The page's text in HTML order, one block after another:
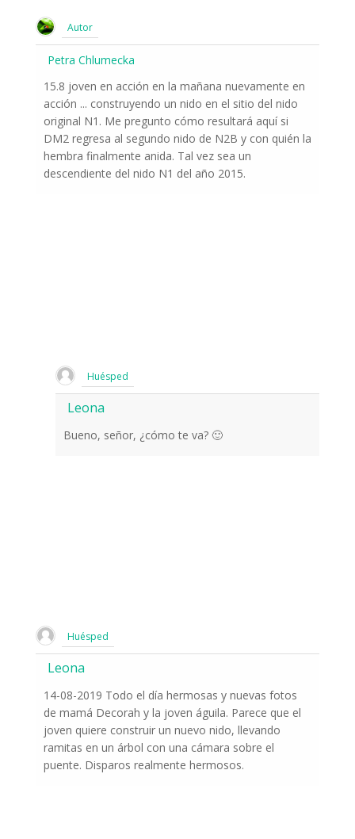
Autor
Petra Chlumecka
15.8 joven en acción en la mañana nuevamente en
acción ... construyendo un nido en el sitio del nido
original N1. Me pregunto cómo resultará aquí si
DM2 regresa al segundo nido de N2B y con quién la
hembra finalmente anida. Tal vez sea un
descendiente del nido N1 del año 2015.
Huésped
Leona
Bueno, señor, ¿cómo te va? 🙂
Huésped
Leona
14-08-2019 Todo el día hermosas y nuevas fotos
de mamá Decorah y la joven águila. Parece que el
joven quiere construir un nuevo nido, llevando
ramitas en un árbol con una cámara sobre el
puente. Disparos realmente hermosos.